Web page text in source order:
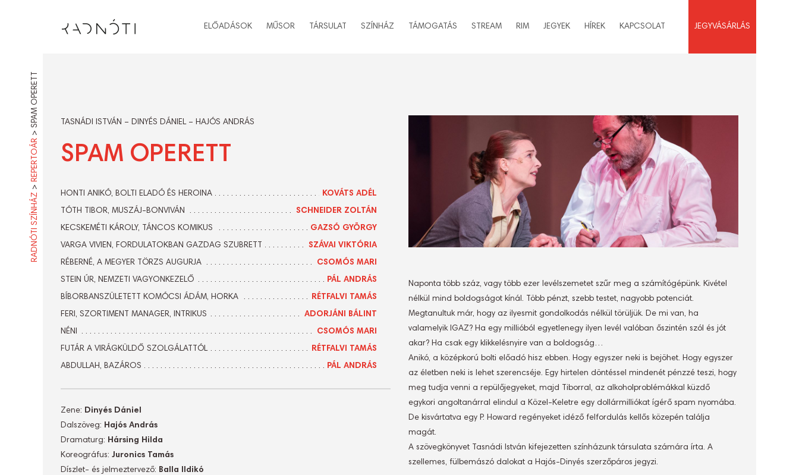
ELŐADÁSOK MŰSOR TÁRSULAT SZÍNHÁZ TÁMOGATÁS STREAM RIM JEGYEK HÍREK KAPCSOLAT JEGYVÁSÁRLÁS
RADNÓTI SZÍNHÁZ
>
REPERTOÁR
>
SPAM OPERETT TASNÁDI ISTVÁN – DINYÉS DÁNIEL – HAJÓS ANDRÁS
SPAM OPERETT
HONTI ANIKÓ, BOLTI ELADÓ ÉS HEROINA KOVÁTS ADÉL
TÓTH TIBOR, MUSZÁJ-BONVIVÁN SCHNEIDER ZOLTÁN
KECSKEMÉTI KÁROLY, TÁNCOS KOMIKUS GAZSÓ GYÖRGY
VARGA VIVIEN, FORDULATOKBAN GAZDAG SZUBRETT SZÁVAI VIKTÓRIA
RÉBERNÉ, A MEGYER TÖRZS AUGURJA CSOMÓS MARI
STEIN ÚR, NEMZETI VAGYONKEZELŐ PÁL ANDRÁS
BÍBORBANSZÜLETETT KOMÓCSI ÁDÁM, HORKA RÉTFALVI TAMÁS
FERI, SZORTIMENT MANAGER, INTRIKUS ADORJÁNI BÁLINT
NÉNI CSOMÓS MARI
FUTÁR A VIRÁGKÜLDŐ SZOLGÁLATTÓL RÉTFALVI TAMÁS
ABDULLAH, BAZÁROS PÁL ANDRÁS
Zene: Dinyés Dániel
Dalszöveg: Hajós András
Dramaturg: Hársing Hilda
Koreográfus: Juronics Tamás
Díszlet- és jelmeztervező: Balla Ildikó
Naponta több száz, vagy több ezer levélszemetet szűr meg a számítógépünk. Kivétel
nélkül mind boldogságot kínál. Több pénzt, szebb testet, nagyobb potenciát.
Megtanultuk már, hogy az ilyesmit gondolkodás nélkül törüljük. De mi van, ha
valamelyik IGAZ? Ha egy millióból egyetlenegy ilyen levél valóban őszintén szól és jót
akar? Ha csak egy klikkelésnyire van a boldogság…
Anikó, a középkorú bolti előadó hisz ebben. Hogy egyszer neki is bejöhet. Hogy egyszer
az életben neki is lehet szerencséje. Egy hirtelen döntéssel mindenét pénzzé teszi, hogy
meg tudja venni a repülőjegyeket, majd Tiborral, az alkoholproblémákkal küzdő
egykori angoltanárral elindul a Közel-Keletre egy dollármilliókat ígérő spam nyomába.
De kisvártatva egy P. Howard regényeket idéző felfordulás kellős közepén találja
magát.
A szövegkönyvet Tasnádi István kifejezetten színházunk társulata számára írta. A
szellemes, fülbemászó dalokat a Hajós-Dinyés szerzőpáros jegyzi.